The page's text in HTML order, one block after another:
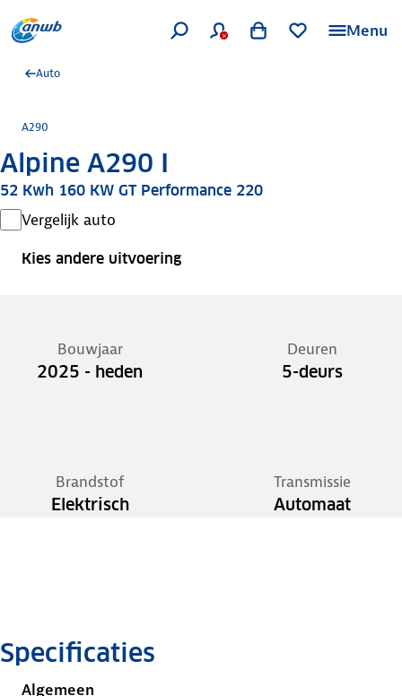
Menu
Auto
A290
Alpine A290 I
52 Kwh 160 KW GT Performance 220
Vergelijk auto
Kies andere uitvoering
Bouwjaar
2025 - heden
Deuren
5-deurs
Brandstof
Elektrisch
Transmissie
Automaat
Specificaties
Algemeen